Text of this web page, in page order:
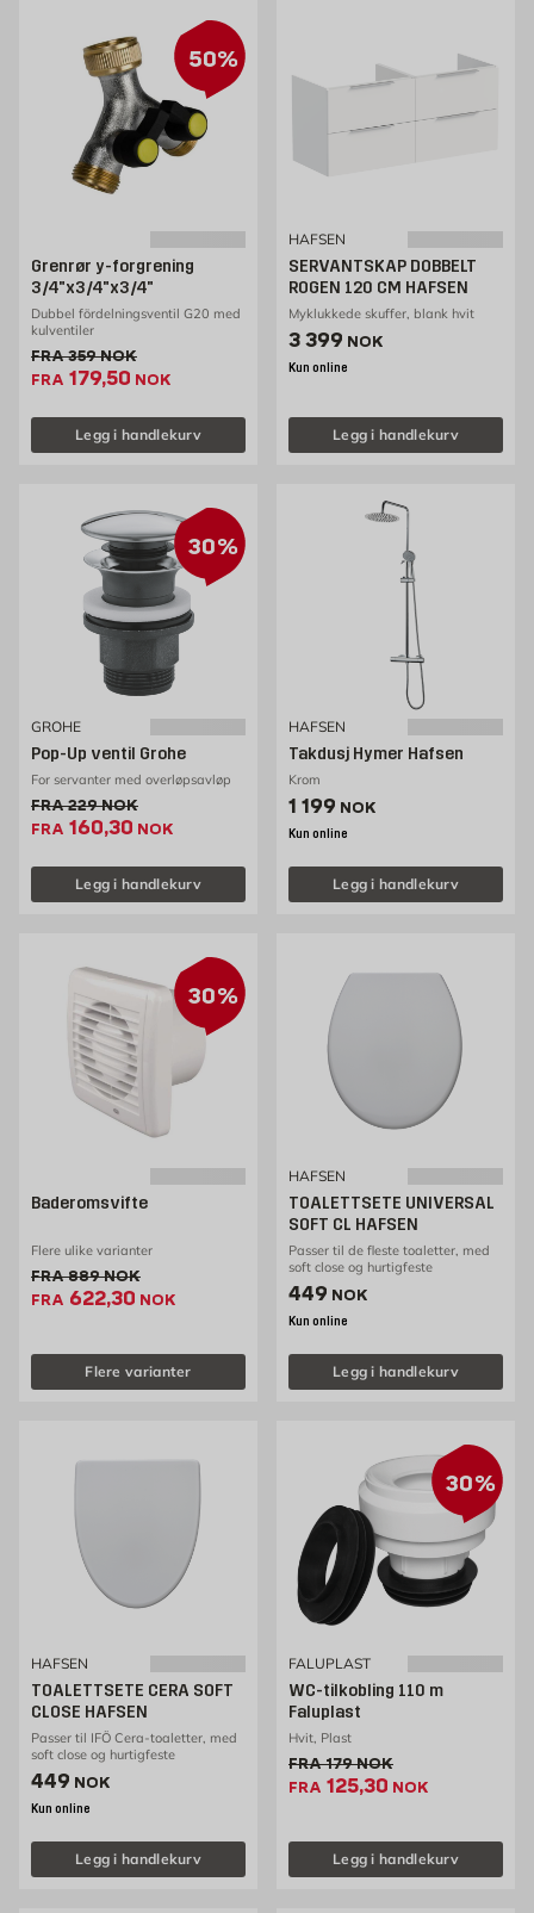
50%
Grenrør y-forgrening
3/4"x3/4"x3/4"
Dubbel fördelningsventil G20 med
kulventiler
FRAGammel pris 359 NOK /stk
359NOK
FRA Ekstrapris 179.5 NOK /stk
179,50 NOK
Legg i handlekurv
HAFSEN
SERVANTSKAP DOBBELT
ROGEN 120 CM HAFSEN
Myklukkede skuffer, blank hvit
Pris 3399 NOK /stk
3 399 NOK
Kun online
Legg i handlekurv
30%
GROHE
Pop-Up ventil Grohe
For servanter med overløpsavløp
FRAGammel pris 229 NOK /stk
229NOK
FRA Ekstrapris 160.3 NOK /stk
160,30 NOK
Legg i handlekurv
HAFSEN
Takdusj Hymer Hafsen
Krom
Pris 1199 NOK /stk
1 199 NOK
Kun online
Legg i handlekurv
30%
Baderomsvifte
Flere ulike varianter
FRAGammel pris 889 NOK /stk
889NOK
FRA Ekstrapris 622.3 NOK /stk
622,30 NOK
Flere varianter
HAFSEN
TOALETTSETE UNIVERSAL
SOFT CL HAFSEN
Passer til de fleste toaletter, med
soft close og hurtigfeste
Pris 449 NOK /stk
449 NOK
Kun online
Legg i handlekurv
HAFSEN
TOALETTSETE CERA SOFT
CLOSE HAFSEN
Passer til IFÖ Cera-toaletter, med
soft close og hurtigfeste
Pris 449 NOK /stk
449 NOK
Kun online
Legg i handlekurv
30%
FALUPLAST
WC-tilkobling 110 m
Faluplast
Hvit, Plast
FRAGammel pris 179 NOK /stk
179NOK
FRA Ekstrapris 125.3
125,30 NOK
Legg i handlekurv